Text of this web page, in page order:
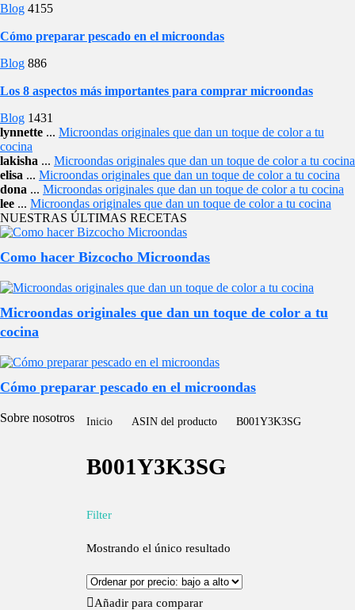
Blog 4155
Cómo preparar pescado en el microondas
Blog 886
Los 8 aspectos más importantes para comprar microondas
Blog 1431
lynnette ... Microondas originales que dan un toque de color a tu
cocina
lakisha ... Microondas originales que dan un toque de color a tu cocina
elisa ... Microondas originales que dan un toque de color a tu cocina
dona ... Microondas originales que dan un toque de color a tu cocina
lee ... Microondas originales que dan un toque de color a tu cocina
NUESTRAS ÚLTIMAS RECETAS
Como hacer Bizcocho Microondas
Microondas originales que dan un toque de color a tu
cocina
Cómo preparar pescado en el microondas
Inicio ASIN del producto B001Y3K3SG
B001Y3K3SG
Filter
Mostrando el único resultado
Añadir para comparar
Sobre nosotros